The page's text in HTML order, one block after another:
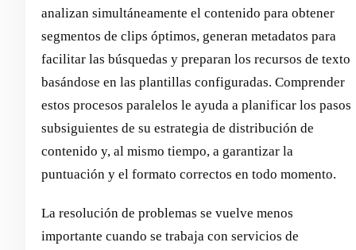
analizan simultáneamente el contenido para obtener
segmentos de clips óptimos, generan metadatos para
facilitar las búsquedas y preparan los recursos de texto
basándose en las plantillas configuradas. Comprender
estos procesos paralelos le ayuda a planificar los pasos
subsiguientes de su estrategia de distribución de
contenido y, al mismo tiempo, a garantizar la
puntuación y el formato correctos en todo momento.
La resolución de problemas se vuelve menos
importante cuando se trabaja con servicios de